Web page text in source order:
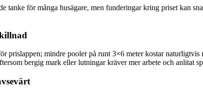
tanke för många husägare, men funderingar kring priset kan
prislappen; mindre pooler på runt 3×6 meter kostar
bergig mark eller lutningar kräver mer arbete och anlitat